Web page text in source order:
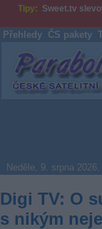
Tipy: Sweet.tv
Přehledy ČS pakety
Neděle, 9. srpna
Digi TV: O
s nikým